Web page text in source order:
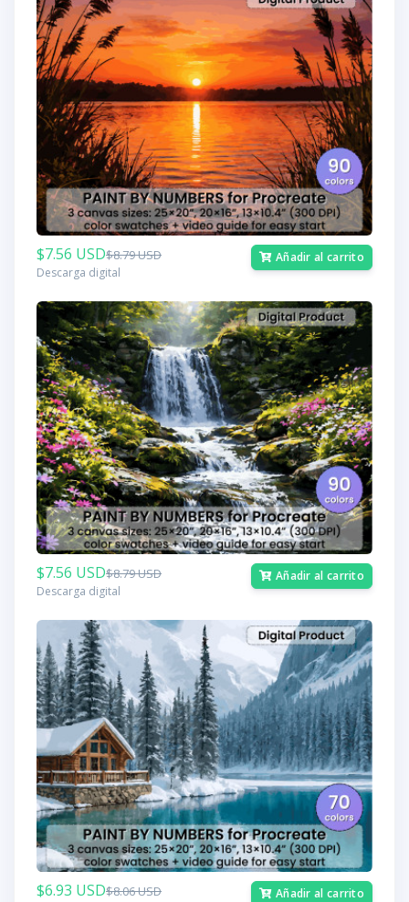
$7.56 USD$8.79 USD
Descarga digital
Añadir al carrito
$7.56 USD$8.79 USD
Descarga digital
Añadir al carrito
$6.93 USD$8.06 USD Añadir al carrito